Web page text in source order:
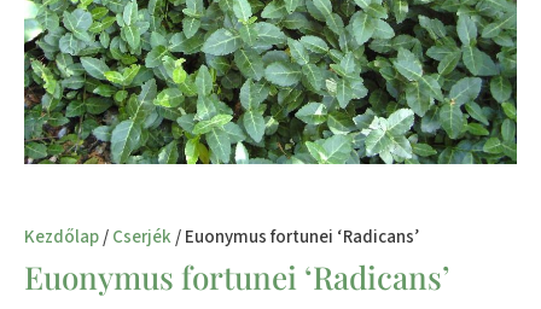
Kezdőlap/Cserjék/ Euonymus fortunei ‘Radicans’
Euonymus fortunei ‘Radicans’